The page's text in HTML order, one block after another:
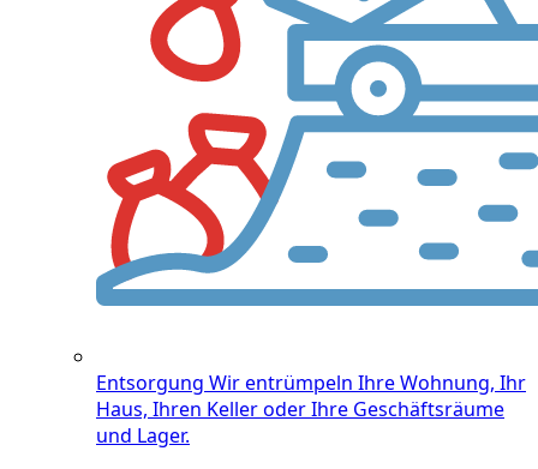
Entsorgung Wir entrümpeln Ihre Wohnung, Ihr
Haus, Ihren Keller oder Ihre Geschäftsräume
und Lager.